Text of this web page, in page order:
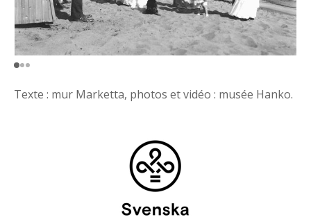
Texte : mur Marketta, photos et vidéo : musée Hanko.